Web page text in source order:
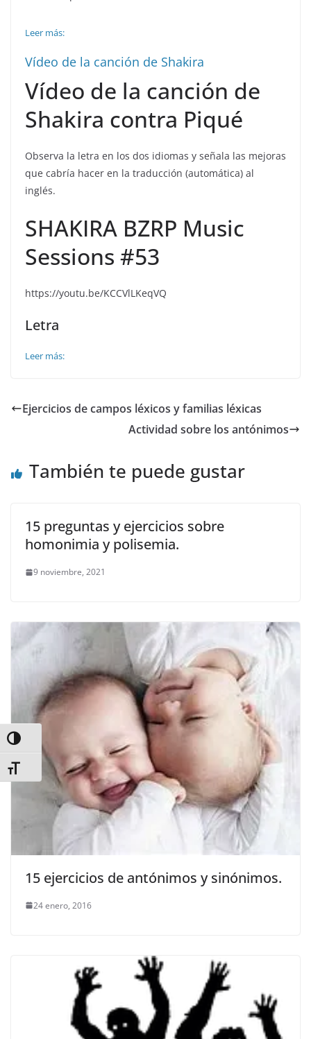
Alternar alto contraste
Alternar tamaño de letra
Leer más:
Vídeo de la canción de Shakira
Vídeo de la canción de
Shakira contra Piqué
Observa la letra en los dos idiomas y señala las mejoras
que cabría hacer en la traducción (automática) al
inglés.
SHAKIRA BZRP Music
Sessions #53
https://youtu.be/KCCVlLKeqVQ
Letra
Leer más:
Ejercicios de campos léxicos y familias léxicas
Actividad sobre los antónimos
También te puede gustar
15 preguntas y ejercicios sobre
homonimia y polisemia.
9 noviembre, 2021
15 ejercicios de antónimos y sinónimos.
24 enero, 2016